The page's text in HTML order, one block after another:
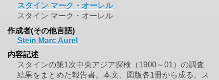
スタイン マーク・オーレル
スタイン マーク・オーレル
作成者(その他言語)
Stein Marc Aurel
内容記述
スタインの第1次中央アジア探検（1900～01）の調査
結果をまとめた報告書。本文、図版各1冊から成る。ス